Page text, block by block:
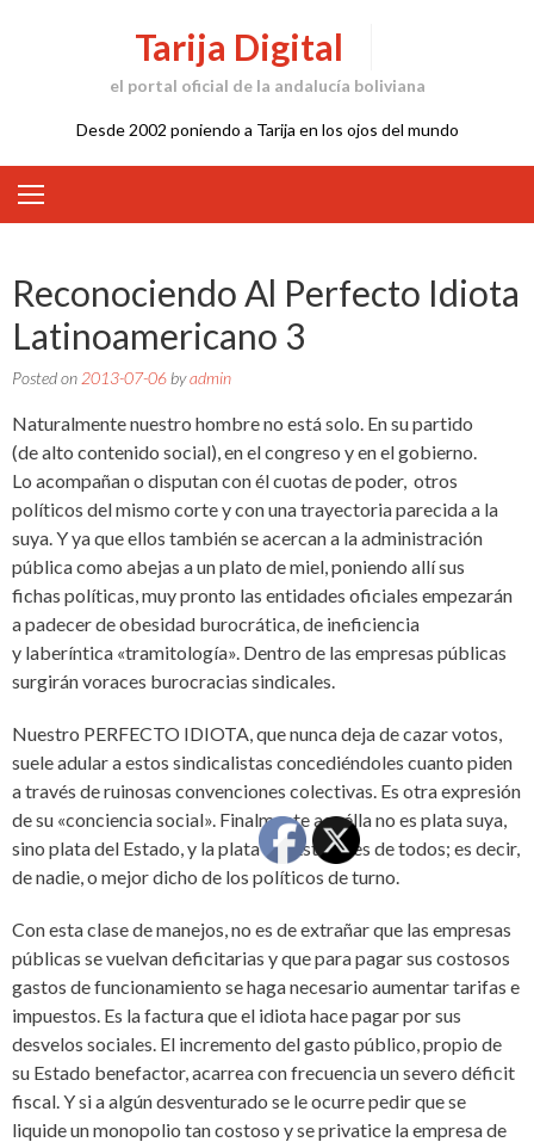
Tarija Digital
el portal oficial de la andalucía boliviana
Desde 2002 poniendo a Tarija en los ojos del mundo
Reconociendo Al Perfecto Idiota
Latinoamericano 3
Posted on 2013-07-06 byadmin
Naturalmente nuestro hombre no está solo. En su partido
(de alto contenido social), en el congreso y en el gobierno.
Lo acompañan o disputan con él cuotas de poder, otros
políticos del mismo corte y con una trayectoria parecida a la
suya. Y ya que ellos también se acercan a la administración
pública como abejas a un plato de miel, poniendo allí sus
fichas políticas, muy pronto las entidades oficiales empezarán
a padecer de obesidad burocrática, de ineficiencia
y laberíntica «tramitología». Dentro de las empresas públicas
surgirán voraces burocracias sindicales.
Nuestro PERFECTO IDIOTA, que nunca deja de cazar votos,
suele adular a estos sindicalistas concediéndoles cuanto piden
a través de ruinosas convenciones colectivas. Es otra expresión
de su «conciencia social». Finalmente aquélla no es plata suya,
sino plata del Estado, y la plata del Estado es de todos; es decir,
de nadie, o mejor dicho de los políticos de turno.
Con esta clase de manejos, no es de extrañar que las empresas
públicas se vuelvan deficitarias y que para pagar sus costosos
gastos de funcionamiento se haga necesario aumentar tarifas e
impuestos. Es la factura que el idiota hace pagar por sus
desvelos sociales. El incremento del gasto público, propio de
su Estado benefactor, acarrea con frecuencia un severo déficit
fiscal. Y si a algún desventurado se le ocurre pedir que se
liquide un monopolio tan costoso y se privatice la empresa de